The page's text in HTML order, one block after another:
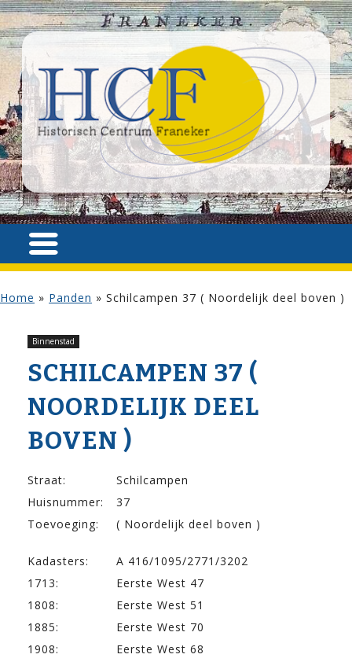
Home » Panden » Schilcampen 37 ( Noordelijk deel boven )
Binnenstad
SCHILCAMPEN 37 (
NOORDELIJK DEEL
BOVEN )
Straat:
Schilcampen
Huisnummer:
37
Toevoeging:
( Noordelijk deel boven )
Kadasters:
A 416/1095/2771/3202
1713:
Eerste West 47
1808:
Eerste West 51
1885:
Eerste West 70
1908:
Eerste West 68